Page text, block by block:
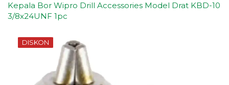
Kepala Bor Wipro Drill Accessories Model Drat KBD-10
3/8x24UNF 1pc
DISKON